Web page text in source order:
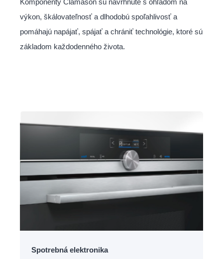
výkon, škálovateľnosť a dlhodobú spoľahlivosť a
pomáhajú napájať, spájať a chrániť technológie, ktoré sú
základom každodenného života.
Spotrebná elektronika